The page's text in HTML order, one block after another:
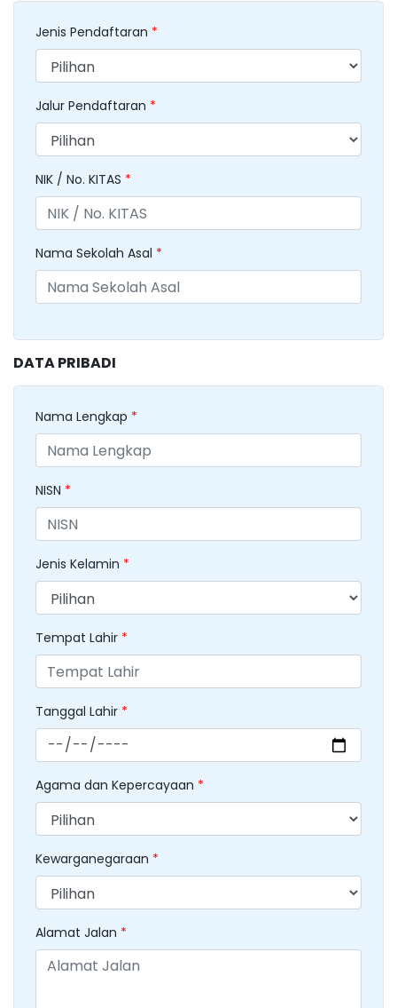
Jenis Pendaftaran *
Jalur Pendaftaran *
NIK / No. KITAS *
Nama Sekolah Asal *
DATA PRIBADI
Nama Lengkap *
NISN *
Jenis Kelamin *
Tempat Lahir *
Tanggal Lahir *
Agama dan Kepercayaan *
Kewarganegaraan *
Alamat Jalan *